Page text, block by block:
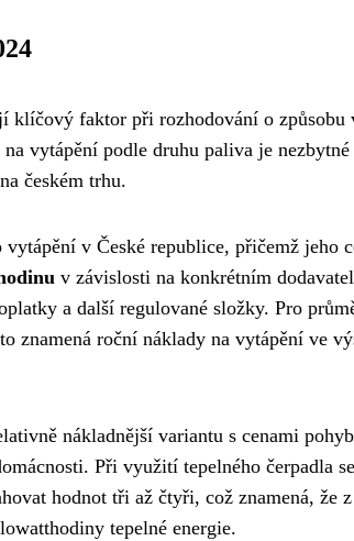
klíčový faktor při rozhodování o způsobu
vytápění podle druhu paliva je
českém trhu.
v České republice, přičemž jeho
v závislosti na konkrétním
a další regulované složky. Pro
znamená roční náklady na vytápění ve
nákladnější variantu s cenami
Při využití tepelného čerpadla
hodnot tři až čtyři, což znamená, že
tepelné energie.